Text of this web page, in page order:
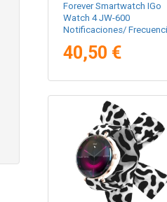
Forever Smartwatch IGo
Watch 4 JW-600
Notificaciones/
40,50 €